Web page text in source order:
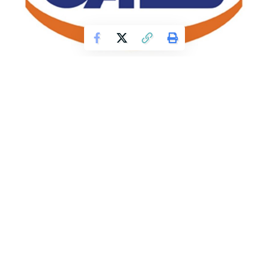
άλλαξε η ημερομηνία ισχύος
Συλλυπητήριo της Ευξείνου Λέσχης Φλώρινας για την
εκδημία του Μιχάλη Χαραλαμπίδη